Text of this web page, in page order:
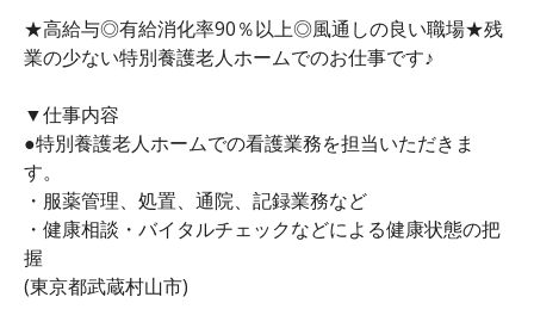
★高給与◎有給消化率90％以上◎風通しの良い職場★残
業の少ない特別養護老人ホームでのお仕事です♪
▼仕事内容
●特別養護老人ホームでの看護業務を担当いただきま
す。
・服薬管理、処置、通院、記録業務など
・健康相談・バイタルチェックなどによる健康状態の把
握
(東京都武蔵村山市)